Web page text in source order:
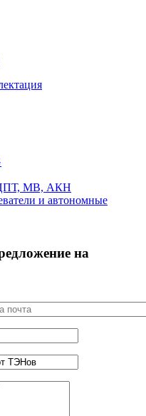
МВ, АКН
и автономные
на